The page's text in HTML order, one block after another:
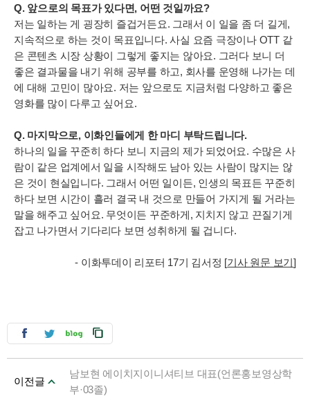
Q. 앞으로의 목표가 있다면, 어떤 것일까요?
저는 일하는 게 굉장히 즐겁거든요. 그래서 이 일을 좀 더 길게,
지속적으로 하는 것이 목표입니다. 사실 요즘 극장이나 OTT 같
은 콘텐츠 시장 상황이 그렇게 좋지는 않아요. 그러다 보니 더
좋은 결과물을 내기 위해 공부를 하고, 회사를 운영해 나가는 데
에 대해 고민이 많아요. 저는 앞으로도 지금처럼 다양하고 좋은
영화를 많이 다루고 싶어요.
Q. 마지막으로, 이화인들에게 한 마디 부탁드립니다.
하나의 일을 꾸준히 하다 보니 지금의 제가 되었어요. 수많은 사
람이 같은 업계에서 일을 시작해도 남아 있는 사람이 많지는 않
은 것이 현실입니다. 그래서 어떤 일이든, 인생의 목표든 꾸준히
하다 보면 시간이 흘러 결국 내 것으로 만들어 가지게 될 거라는
말을 해주고 싶어요. 무엇이든 꾸준하게, 지치지 않고 끈질기게
잡고 나가면서 기다리다 보면 성취하게 될 겁니다.
- 이화투데이 리포터 17기 김서정 [기사 원문 보기]
이전글
남보현 에이치지이니셔티브 대표(언론홍보영상학
부·03졸)